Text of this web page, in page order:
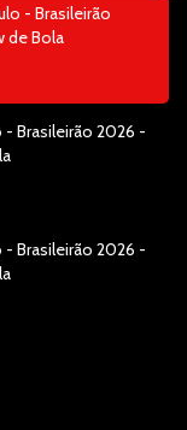
- Brasileirão
de Bola
Brasileirão 2026 -
Brasileirão 2026 -